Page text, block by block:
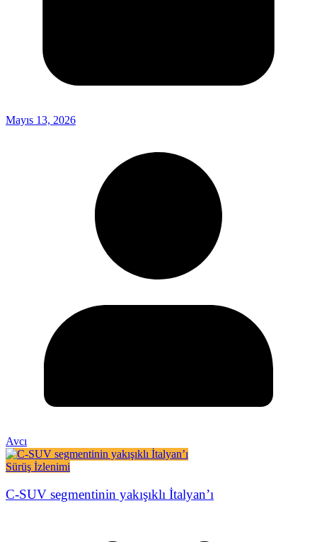
Mayıs 13, 2026
Avcı
Sürüş İzlenimi
C-SUV segmentinin yakışıklı İtalyan’ı